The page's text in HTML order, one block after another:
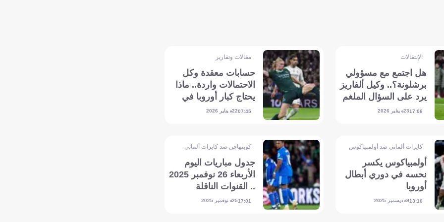
الإنتقالات
هل اجتمع مع مسؤولي
برشلونة؟.. وكيل ألفاريز
يرد على السؤال الملغم
17:0623 يناير 2026
مقالات وتقارير
حسابات معقدة وكل
الاحتمالات واردة.. ماذا
يحتاج كبار أوروبا في
الجولة الختامية؟
07:4522 يناير 2026
كايرات ألماتي ضد أولمبياكوس
أولمبياكوس يكسر
نحسه في دوري أبطال
أوروبا
13:109 ديسمبر 2025
كوبنهاجن ضد كايرات ألماتي
جدول مباريات اليوم
الأربعاء 26 نوفمبر 2025
.. القنوات الناقلة
والمعلقين
17:0125 نوفمبر 2025